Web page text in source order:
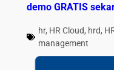
demo GRATIS
hr, HR Cloud, hrd,
management